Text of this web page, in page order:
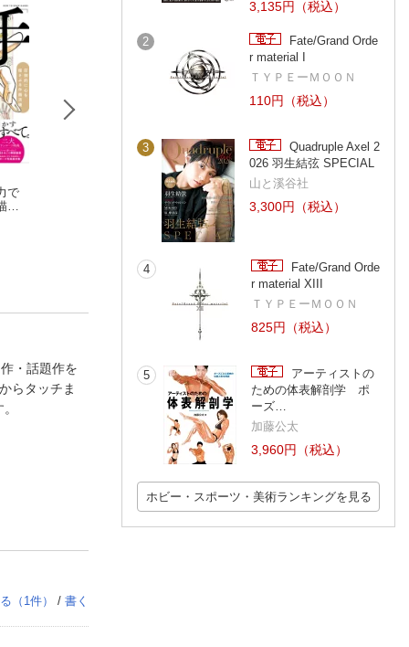
で
色と光マスターガイ
ド イラスト上達の
ための理論と実践
加藤 公太
・話題作を
らタッチま
（ 1件） / 書く
3,135円（税込）
2
Fate/Grand Orde
r material I
ＴＹＰＥーＭＯＯＮ
110円（税込）
3
Quadruple Axel 2
026 羽生結弦 SPECIAL
山と溪谷社
3,300円（税込）
4
Fate/Grand Orde
r material XIII
ＴＹＰＥーＭＯＯＮ
825円（税込）
5
アーティストの
ための体表解剖学 ポ
ーズ…
加藤公太
3,960円（税込）
ホビー・スポーツ・美術ランキングを見る